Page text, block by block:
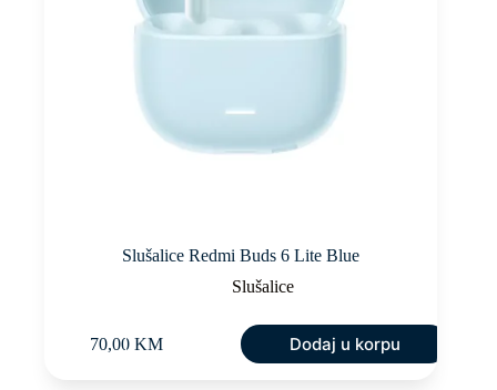
Slušalice Redmi Buds 6 Lite Blue
Slušalice
70,00 KM Dodaj u korpu